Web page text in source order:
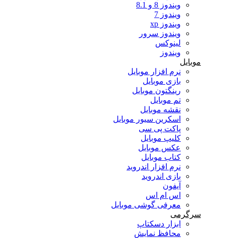
ویندوز 8 و 8.1
ویندوز 7
ویندوز xp
ویندوز سرور
لینوکس
ویندوز
موبایل
نرم افزار موبایل
بازی موبایل
رینگتون موبایل
تم موبایل
نقشه موبایل
اسکرین سیور موبایل
پاکت پی سی
کلیپ موبایل
عکس موبایل
کتاب موبایل
نرم افزار اندروید
بازی اندروید
آیفون
اس ام اس
معرفی گوشی موبایل
سرگرمی
ابزار دسکتاپ
محافظ نمایش